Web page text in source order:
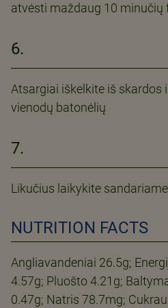
atvėsti maždaug 10 minučių
6.
Atsargiai iškelkite iš skardos
vienodų batonėlių
7.
Likučius laikykite
NUTRITION FACTS
Angliavandeniai 26.5g;
4.57g; Pluošto 4.21g;
0.47g; Natris 78.7mg;